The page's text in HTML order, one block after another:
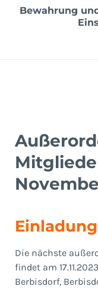
Bewahrung
Einladung
Die nächste
findet am
Berbisdorf,